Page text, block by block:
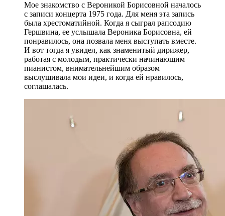
Мое знакомство с Вероникой Борисовной началось
с записи концерта 1975 года. Для меня эта запись
была хрестоматийной. Когда я сыграл рапсодию
Гершвина, ее услышала Вероника Борисовна, ей
понравилось, она позвала меня выступать вместе.
И вот тогда я увидел, как знаменитый дирижер,
работая с молодым, практически начинающим
пианистом, внимательнейшим образом
выслушивала мои идеи, и когда ей нравилось,
соглашалась.